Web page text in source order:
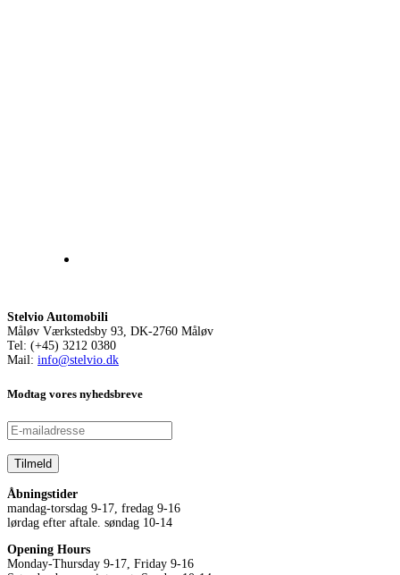
Stelvio Automobili
Måløv Værkstedsby 93, DK-2760 Måløv
Tel: (+45) 3212 0380
Mail: info@stelvio.dk
Modtag vores nyhedsbreve
Åbningstider
mandag-torsdag 9-17, fredag 9-16
lørdag efter aftale. søndag 10-14
Opening Hours
Monday-Thursday 9-17, Friday 9-16